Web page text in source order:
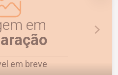
em
em breve